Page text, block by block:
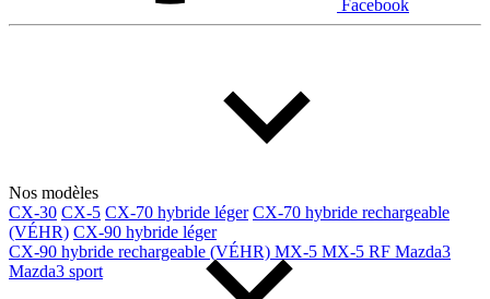
Facebook
Nos modèles
CX-30 CX-5 CX-70 hybride léger CX-70 hybride rechargeable
(VÉHR) CX-90 hybride léger
CX-90 hybride rechargeable (VÉHR) MX-5 MX-5 RF Mazda3
Mazda3 sport